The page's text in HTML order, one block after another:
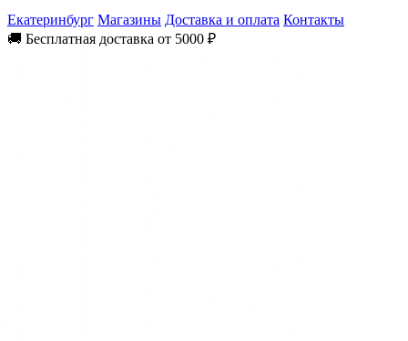
Екатеринбург Магазины Доставка и оплата Контакты
🚚 Бесплатная доставка от 5000 ₽